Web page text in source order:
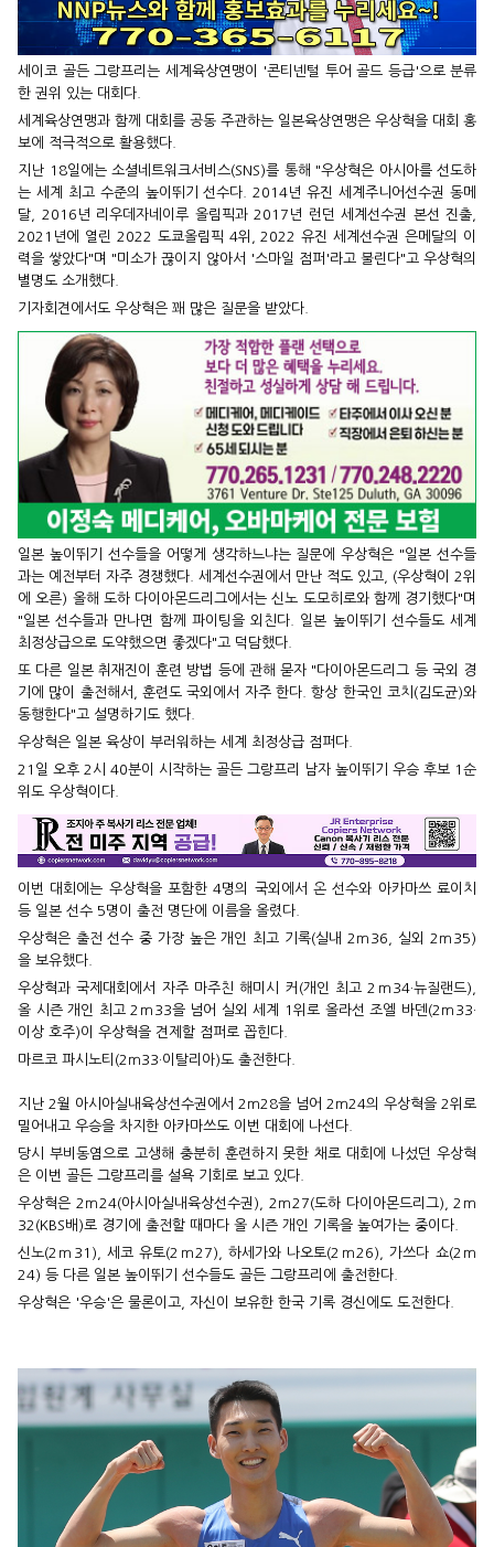
세이코 골든 그랑프리는 세계육상연맹이 '콘티넨털 투어 골드 등급'으로 분류
한 권위 있는 대회다.
세계육상연맹과 함께 대회를 공동 주관하는 일본육상연맹은 우상혁을 대회 홍
보에 적극적으로 활용했다.
지난 18일에는 소셜네트워크서비스(SNS)를 통해 "우상혁은 아시아를 선도하
는 세계 최고 수준의 높이뛰기 선수다. 2014년 유진 세계주니어선수권 동메
달, 2016년 리우데자네이루 올림픽과 2017년 런던 세계선수권 본선 진출,
2021년에 열린 2022 도쿄올림픽 4위, 2022 유진 세계선수권 은메달의 이
력을 쌓았다"며 "미소가 끊이지 않아서 '스마일 점퍼'라고 불린다"고 우상혁의
별명도 소개했다.
기자회견에서도 우상혁은 꽤 많은 질문을 받았다.
일본 높이뛰기 선수들을 어떻게 생각하느냐는 질문에 우상혁은 "일본 선수들
과는 예전부터 자주 경쟁했다. 세계선수권에서 만난 적도 있고, (우상혁이 2위
에 오른) 올해 도하 다이아몬드리그에서는 신노 도모히로와 함께 경기했다"며
"일본 선수들과 만나면 함께 파이팅을 외친다. 일본 높이뛰기 선수들도 세계
최정상급으로 도약했으면 좋겠다"고 덕담했다.
또 다른 일본 취재진이 훈련 방법 등에 관해 묻자 "다이아몬드리그 등 국외 경
기에 많이 출전해서, 훈련도 국외에서 자주 한다. 항상 한국인 코치(김도균)와
동행한다"고 설명하기도 했다.
우상혁은 일본 육상이 부러워하는 세계 최정상급 점퍼다.
21일 오후 2시 40분이 시작하는 골든 그랑프리 남자 높이뛰기 우승 후보 1순
위도 우상혁이다.
이번 대회에는 우상혁을 포함한 4명의 국외에서 온 선수와 아카마쓰 료이치
등 일본 선수 5명이 출전 명단에 이름을 올렸다.
우상혁은 출전 선수 중 가장 높은 개인 최고 기록(실내 2ｍ36, 실외 2ｍ35)
을 보유했다.
우상혁과 국제대회에서 자주 마주친 해미시 커(개인 최고 2ｍ34·뉴질랜드),
올 시즌 개인 최고 2ｍ33을 넘어 실외 세계 1위로 올라선 조엘 바덴(2ｍ33·
이상 호주)이 우상혁을 견제할 점퍼로 꼽힌다.
마르코 파시노티(2ｍ33·이탈리아)도 출전한다.
지난 2월 아시아실내육상선수권에서 2ｍ28을 넘어 2ｍ24의 우상혁을 2위로
밀어내고 우승을 차지한 아카마쓰도 이번 대회에 나선다.
당시 부비동염으로 고생해 충분히 훈련하지 못한 채로 대회에 나섰던 우상혁
은 이번 골든 그랑프리를 설욕 기회로 보고 있다.
우상혁은 2ｍ24(아시아실내육상선수권), 2ｍ27(도하 다이아몬드리그), 2ｍ
32(KBS배)로 경기에 출전할 때마다 올 시즌 개인 기록을 높여가는 중이다.
신노(2ｍ31), 세코 유토(2ｍ27), 하세가와 나오토(2ｍ26), 가쓰다 쇼(2ｍ
24) 등 다른 일본 높이뛰기 선수들도 골든 그랑프리에 출전한다.
우상혁은 '우승'은 물론이고, 자신이 보유한 한국 기록 경신에도 도전한다.